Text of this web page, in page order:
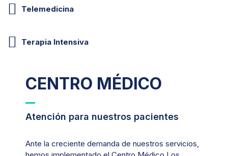
Telemedicina
Terapia Intensiva
CENTRO MÉDICO
Atención para nuestros pacientes
Ante la creciente demanda de nuestros servicios,